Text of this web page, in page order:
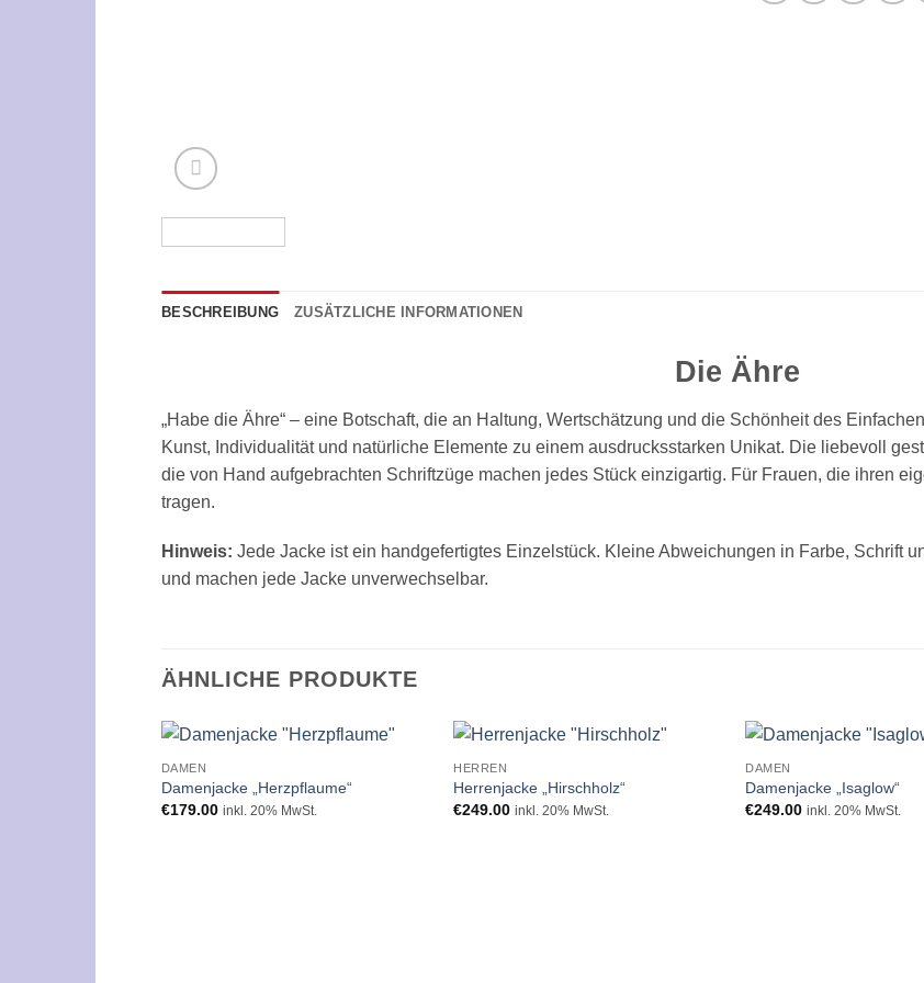
BESCHREIBUNG ZUSÄTZLICHE INFORMATIONEN
Die Ähre
„Habe die Ähre“ – eine Botschaft, die an Haltung, Wertschätzung und die Schönheit des
Kunst, Individualität und natürliche Elemente zu einem ausdrucksstarken Unikat. Die liebevoll
die von Hand aufgebrachten Schriftzüge machen jedes Stück einzigartig. Für Frauen, die ihren
tragen.
Hinweis: Jede Jacke ist ein handgefertigtes Einzelstück. Kleine Abweichungen in Farbe, Schrift
und machen jede Jacke unverwechselbar.
ÄHNLICHE PRODUKTE
Wunschliste
DAMEN
Damenjacke „Herzpflaume“
€179.00 inkl. 20% MwSt.
HERREN
Herrenjacke „Hirschholz“
€249.00 inkl. 20% MwSt.
DAMEN
Damenjacke „Isaglow“
€249.00 inkl. 20% MwSt.